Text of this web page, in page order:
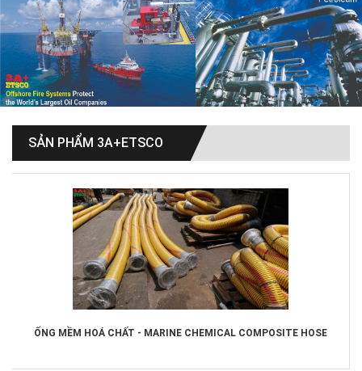
SẢN PHẨM 3A+ETSCO
ỐNG MỀM HOÁ CHẤT - MARINE CHEMICAL COMPOSITE HOSE